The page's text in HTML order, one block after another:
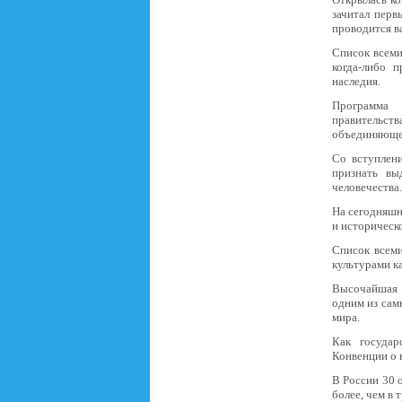
зачитал
проводится
Список
когда-либо
наследия.
Программа
Со
признать
человечества.
На
и
Список
культурами
Высочайшая
одним из
мира.
Как
Конвенции о
В России 30
более, чем в